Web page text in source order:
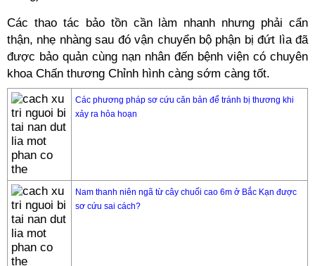
Các thao tác bảo tồn cần làm nhanh nhưng phải cẩn
thận, nhẹ nhàng sau đó vận chuyển bộ phận bị đứt lìa đã
được bảo quản cùng nạn nhân đến bệnh viện có chuyên
khoa Chấn thương Chỉnh hình càng sớm càng tốt.
Các phương pháp sơ cứu căn bản để tránh bị thương khi
xảy ra hỏa hoạn
Nam thanh niên ngã từ cây chuối cao 6m ở Bắc Kạn được
sơ cứu sai cách?